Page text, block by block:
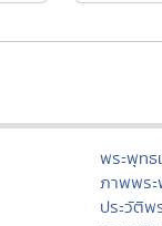
พระพุทธ
ภาพพระ
ประวัติพ